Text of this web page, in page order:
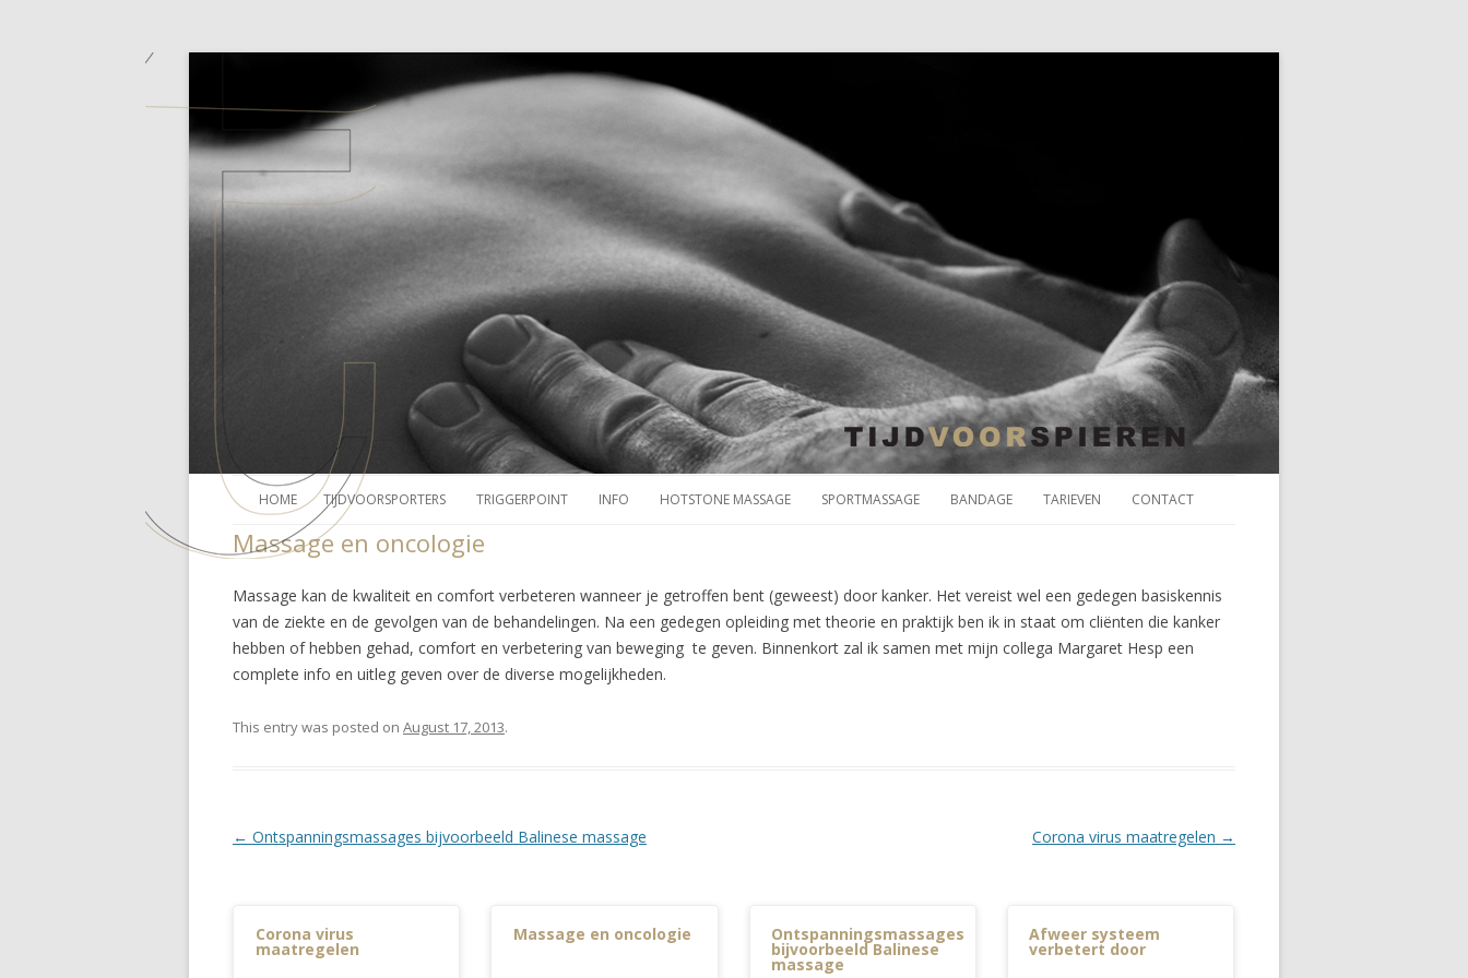
HOME TIJDVOORSPORTERS TRIGGERPOINT INFO HOTSTONE MASSAGE SPORTMASSAGE BANDAGE TARIEVEN CONTACT
Massage en oncologie
Massage kan de kwaliteit en comfort verbeteren wanneer je getroffen bent (geweest) door kanker. Het vereist wel een gedegen basiskennis
van de ziekte en de gevolgen van de behandelingen. Na een gedegen opleiding met theorie en praktijk ben ik in staat om cliënten die kanker
hebben of hebben gehad, comfort en verbetering van beweging te geven. Binnenkort zal ik samen met mijn collega Margaret Hesp een
complete info en uitleg geven over de diverse mogelijkheden.
This entry was posted on August 17, 2013.
Post navigation
← Ontspanningsmassages bijvoorbeeld Balinese massage Corona virus maatregelen →
Corona virus
maatregelen
Massage en oncologie Ontspanningsmassages
bijvoorbeeld Balinese
massage
Afweer systeem
verbetert door